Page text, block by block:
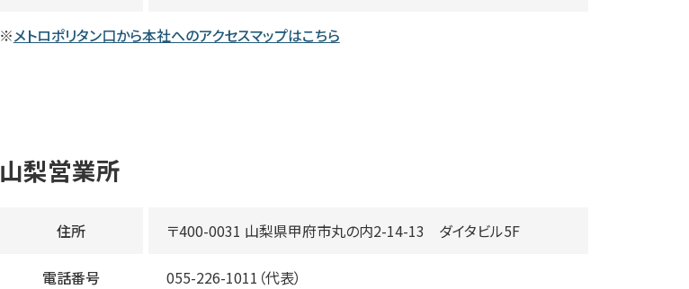
※メトロポリタン⼝から本社へのアクセスマップはこちら
山梨営業所
住所 〒400-0031 山梨県甲府市丸の内2-14-13 ダイタビル5F
電話番号 055-226-1011（代表）